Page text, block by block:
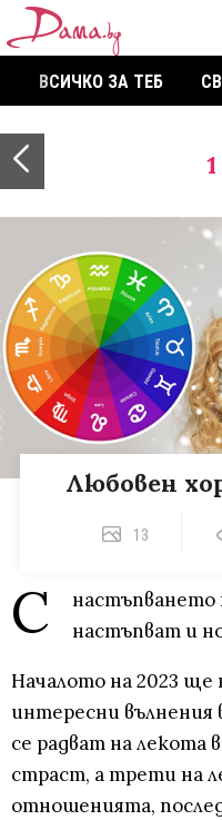
ВСИЧКО ЗА ТЕБ
1
Любовен
13
С
настъпването
настъпват и
Началото на 2023 ще
интересни вълнения
се радват на лекота
страст, а трети на
отношенията,